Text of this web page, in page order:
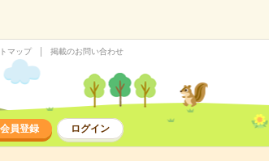
マップ 掲載のお問い合わせ
会員登録 ログイン